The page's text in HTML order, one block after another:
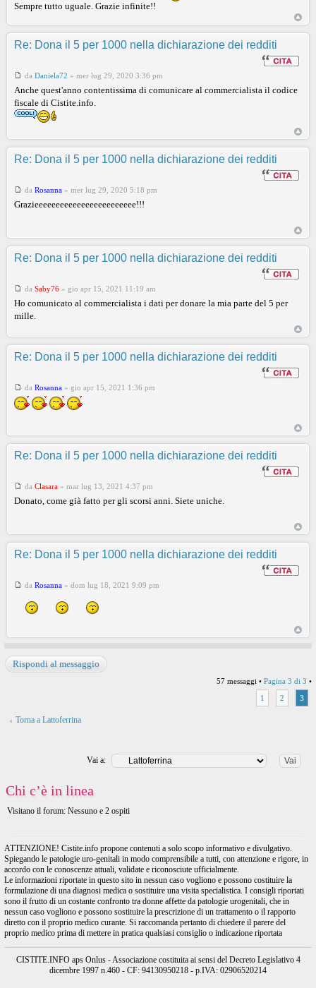
Sempre tutto uguale. Grazie infinite!!
Re: Dona il 5 per 1000 nella dichiarazione dei redditi
da Daniela72 » mer lug 29, 2020 3:36 pm
Anche quest'anno contentissima di comunicare al commercialista il codice
fiscale di Cistite.info.
Re: Dona il 5 per 1000 nella dichiarazione dei redditi
da Rosanna » mer lug 29, 2020 5:18 pm
Grazieeeeeeeeeeeeeeeeeeeeeeee!!!
Re: Dona il 5 per 1000 nella dichiarazione dei redditi
da Saby76 » gio apr 15, 2021 11:19 am
Ho comunicato al commercialista i dati per donare la mia parte del 5 per
mille.
Re: Dona il 5 per 1000 nella dichiarazione dei redditi
da Rosanna » gio apr 15, 2021 1:36 pm
Re: Dona il 5 per 1000 nella dichiarazione dei redditi
da Clasara » mar lug 13, 2021 4:37 pm
Donato, come già fatto per gli scorsi anni. Siete uniche.
Re: Dona il 5 per 1000 nella dichiarazione dei redditi
da Rosanna » dom lug 18, 2021 9:09 pm
Rispondi al messaggio
57 messaggi • Pagina 3 di 3 •
1
2 3
Torna a Lattoferrina
Vai a:
Chi c’è in linea
Visitano il forum: Nessuno e 2 ospiti
ATTENZIONE! Cistite.info propone contenuti a solo scopo informativo e divulgativo.
Spiegando le patologie uro-genitali in modo comprensibile a tutti, con attenzione e rigore, in
accordo con le conoscenze attuali, validate e riconosciute ufficialmente.
Le informazioni riportate in questo sito in nessun caso vogliono e possono costituire la
formulazione di una diagnosi medica o sostituire una visita specialistica. I consigli riportati
sono il frutto di un costante confronto tra donne affette da patologie urogenitali, che in
nessun caso vogliono e possono sostituire la prescrizione di un trattamento o il rapporto
diretto con il proprio medico curante. Si raccomanda pertanto di chiedere il parere del
proprio medico prima di mettere in pratica qualsiasi consiglio o indicazione riportata
CISTITE.INFO aps Onlus - Associazione costituita ai sensi del Decreto Legislativo 4
dicembre 1997 n.460 - CF: 94130950218 - p.IVA: 02906520214